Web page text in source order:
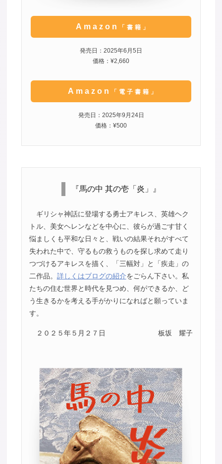
Amazon 「書籍」
発売日：2025年6月5日
価格：¥2,660
Amazon 「電子書籍」
発売日：2025年9月24日
価格：¥500
『馬の中 其の壱「炎」』
ギリシャ神話に登場する勇士アキレス、英雄ヘク
トル、美女ヘレンなどを中心に、彼らが過ごす甘く
悩ましくも平和な日々と、戦いの結果それがすべて
失われた中で、守るもの救うものを探し求めて走り
つづけるアキレスを描く、「三幅対」と「疾走」の
二作品。 詳しくはブログの紹介をごらん下さい。私
たちの住む世界と時代を見つめ、何ができるか、ど
う生きるかを考える手がかりになればと願っていま
す。
２０２５年５月２７日 板坂 耀子